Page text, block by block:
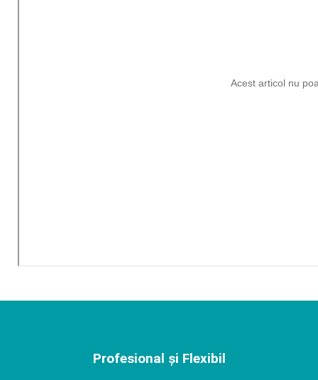
Profesional și Flexibil